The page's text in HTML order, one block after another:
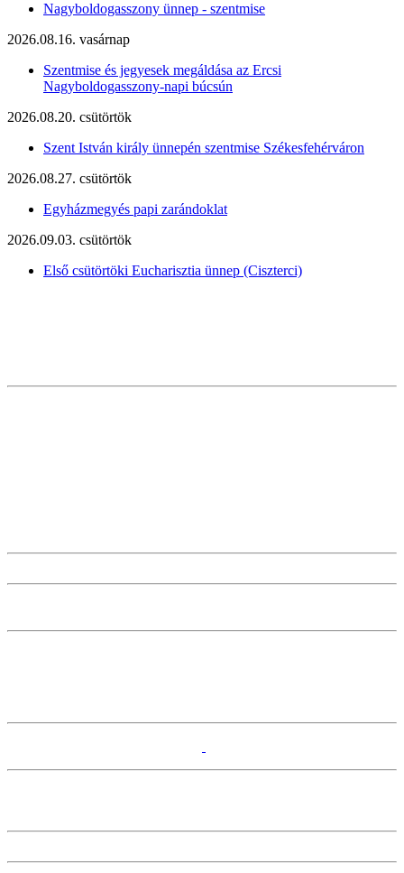
Nagyboldogasszony ünnep - szentmise
2026.08.16. vasárnap
Szentmise és jegyesek megáldása az Ercsi
Nagyboldogasszony-napi búcsún
2026.08.20. csütörtök
Szent István király ünnepén szentmise Székesfehérváron
2026.08.27. csütörtök
Egyházmegyés papi zarándoklat
2026.09.03. csütörtök
Első csütörtöki Eucharisztia ünnep (Ciszterci)